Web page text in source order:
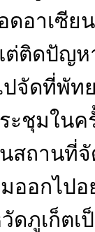
อาเซีย
ติดปัญห
ปจัดที่พัท
ะชุมใน
สถานที่
ออกไป
ดภูเก็ต